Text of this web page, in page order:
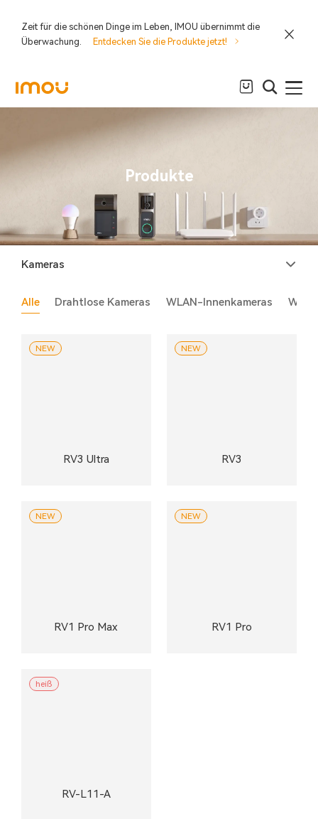
Zeit für die schönen Dinge im Leben, IMOU übernimmt die
Überwachung.
Entdecken Sie die Produkte jetzt!
Produkte
Kameras
Alle Drahtlose Kameras WLAN-Innenkameras
RV3 Ultra
NEW
RV3
NEW
RV1 Pro Max
NEW
RV1 Pro
NEW
RV-L11-A
heiß